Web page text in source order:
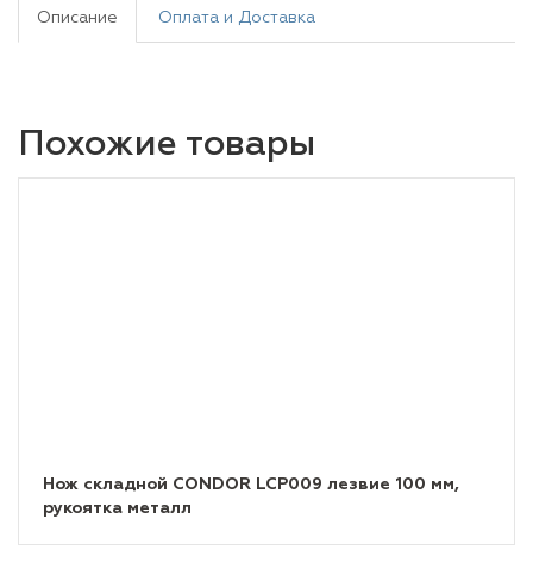
Описание Оплата и Доставка
Похожие товары
Нож складной CONDOR LCP009 лезвие 100 мм,
рукоятка металл